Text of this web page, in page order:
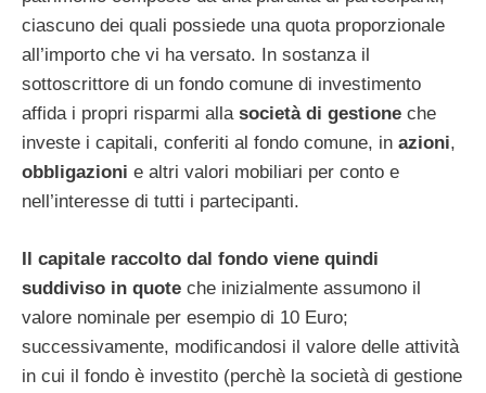
ciascuno dei quali possiede una quota proporzionale
all’importo che vi ha versato. In sostanza il
sottoscrittore di un fondo comune di investimento
affida i propri risparmi alla società di gestione che
investe i capitali, conferiti al fondo comune, in azioni,
obbligazioni e altri valori mobiliari per conto e
nell’interesse di tutti i partecipanti.
Il capitale raccolto dal fondo viene quindi
suddiviso in quote che inizialmente assumono il
valore nominale per esempio di 10 Euro;
successivamente, modificandosi il valore delle attività
in cui il fondo è investito (perchè la società di gestione